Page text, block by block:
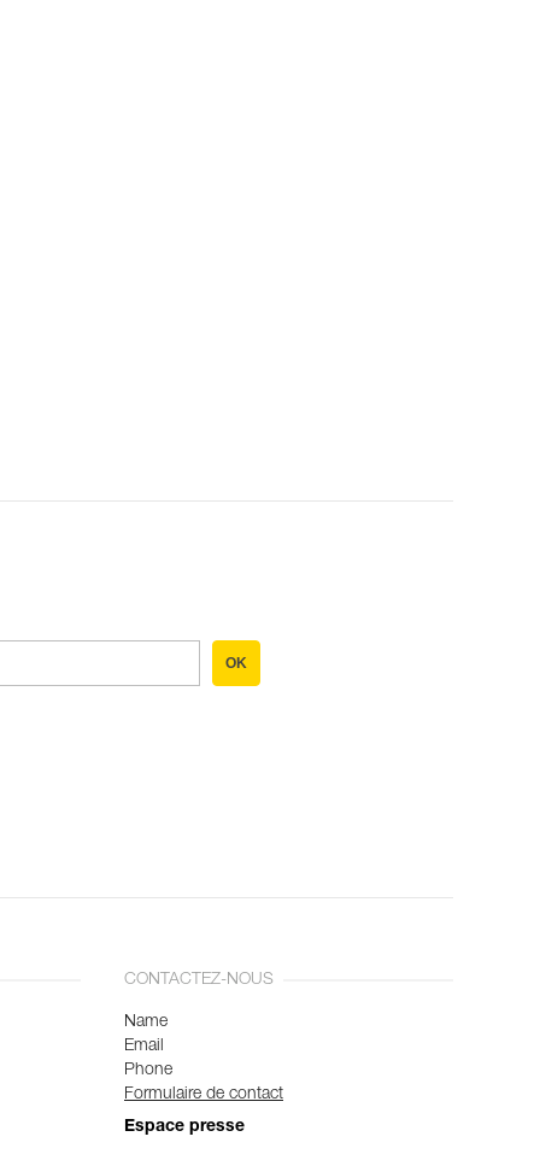
OK
CONTACTEZ-NOUS
Name
Email
Phone
Formulaire de contact
Espace presse